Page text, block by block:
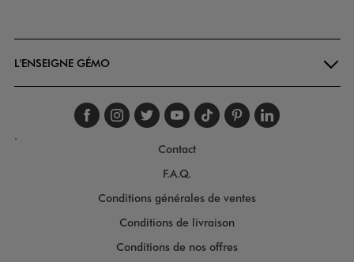
L'ENSEIGNE GÉMO
Suivez-nous sur
Suivez-nous sur
Suivez-nous sur
Suivez-nous
Suivez-nous
Suivez-
.
Contact
F.A.Q.
Conditions générales de ventes
Conditions de livraison
Conditions de nos offres